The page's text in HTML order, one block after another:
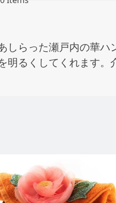
らった瀬戸内の華ハ
るくしてくれます